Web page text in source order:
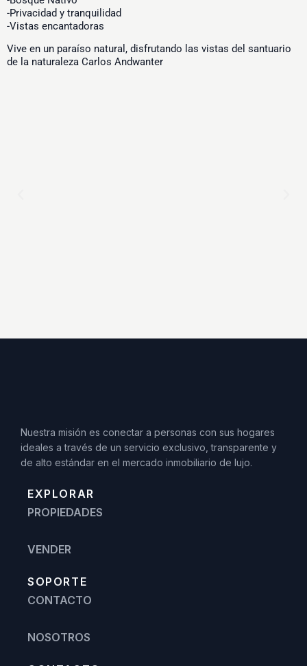
-Privacidad y tranquilidad
-Vistas encantadoras
Vive en un paraíso natural, disfrutando las vistas del santuario
de la naturaleza Carlos Andwanter
Nuestra misión es conectar a personas con sus hogares
ideales a través de un servicio exclusivo, transparente y
de alto estándar en el mercado inmobiliario de lujo.
EXPLORAR
PROPIEDADES
VENDER
SOPORTE
CONTACTO
NOSOTROS